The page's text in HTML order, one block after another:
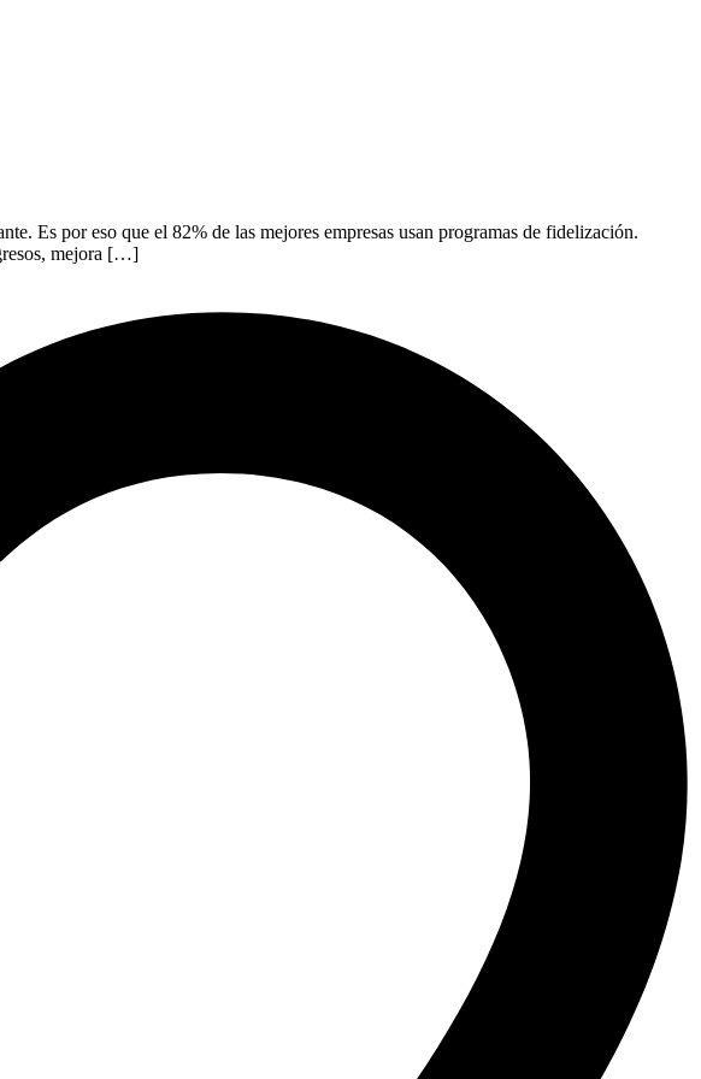
Es por eso que el 82% de las mejores empresas usan programas de fidelización.
mejora […]